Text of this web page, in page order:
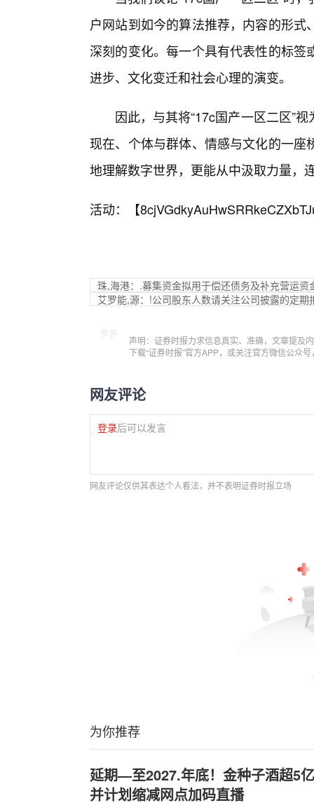
户网站到如今的算法推荐，内容的形
深刻的变化。每一个具有代表性的标
进步、文化变迁和社会心理的演变。
因此，与其将“17c国产一区二区”
现在、个体与群体、情感与文化的一
地理解数字世界，更能从中汲取力量，
活动：【
珠,海港：.募集资金拟用于偿还债务及补充营运资
艾罗能,源：!公司股东人数请关注公司披露的定期
声明：证券时报力求信息真实、准确，文章提及
下载“证券时报”官方APP，或关注官方微信公众
网友评论
登录后可以发言
网友评论仅供其表达个人看法，并不表明证券时报立场
为你推荐
延期—至2027.年底！金种子酒超5
并计划缩减网点加码直播